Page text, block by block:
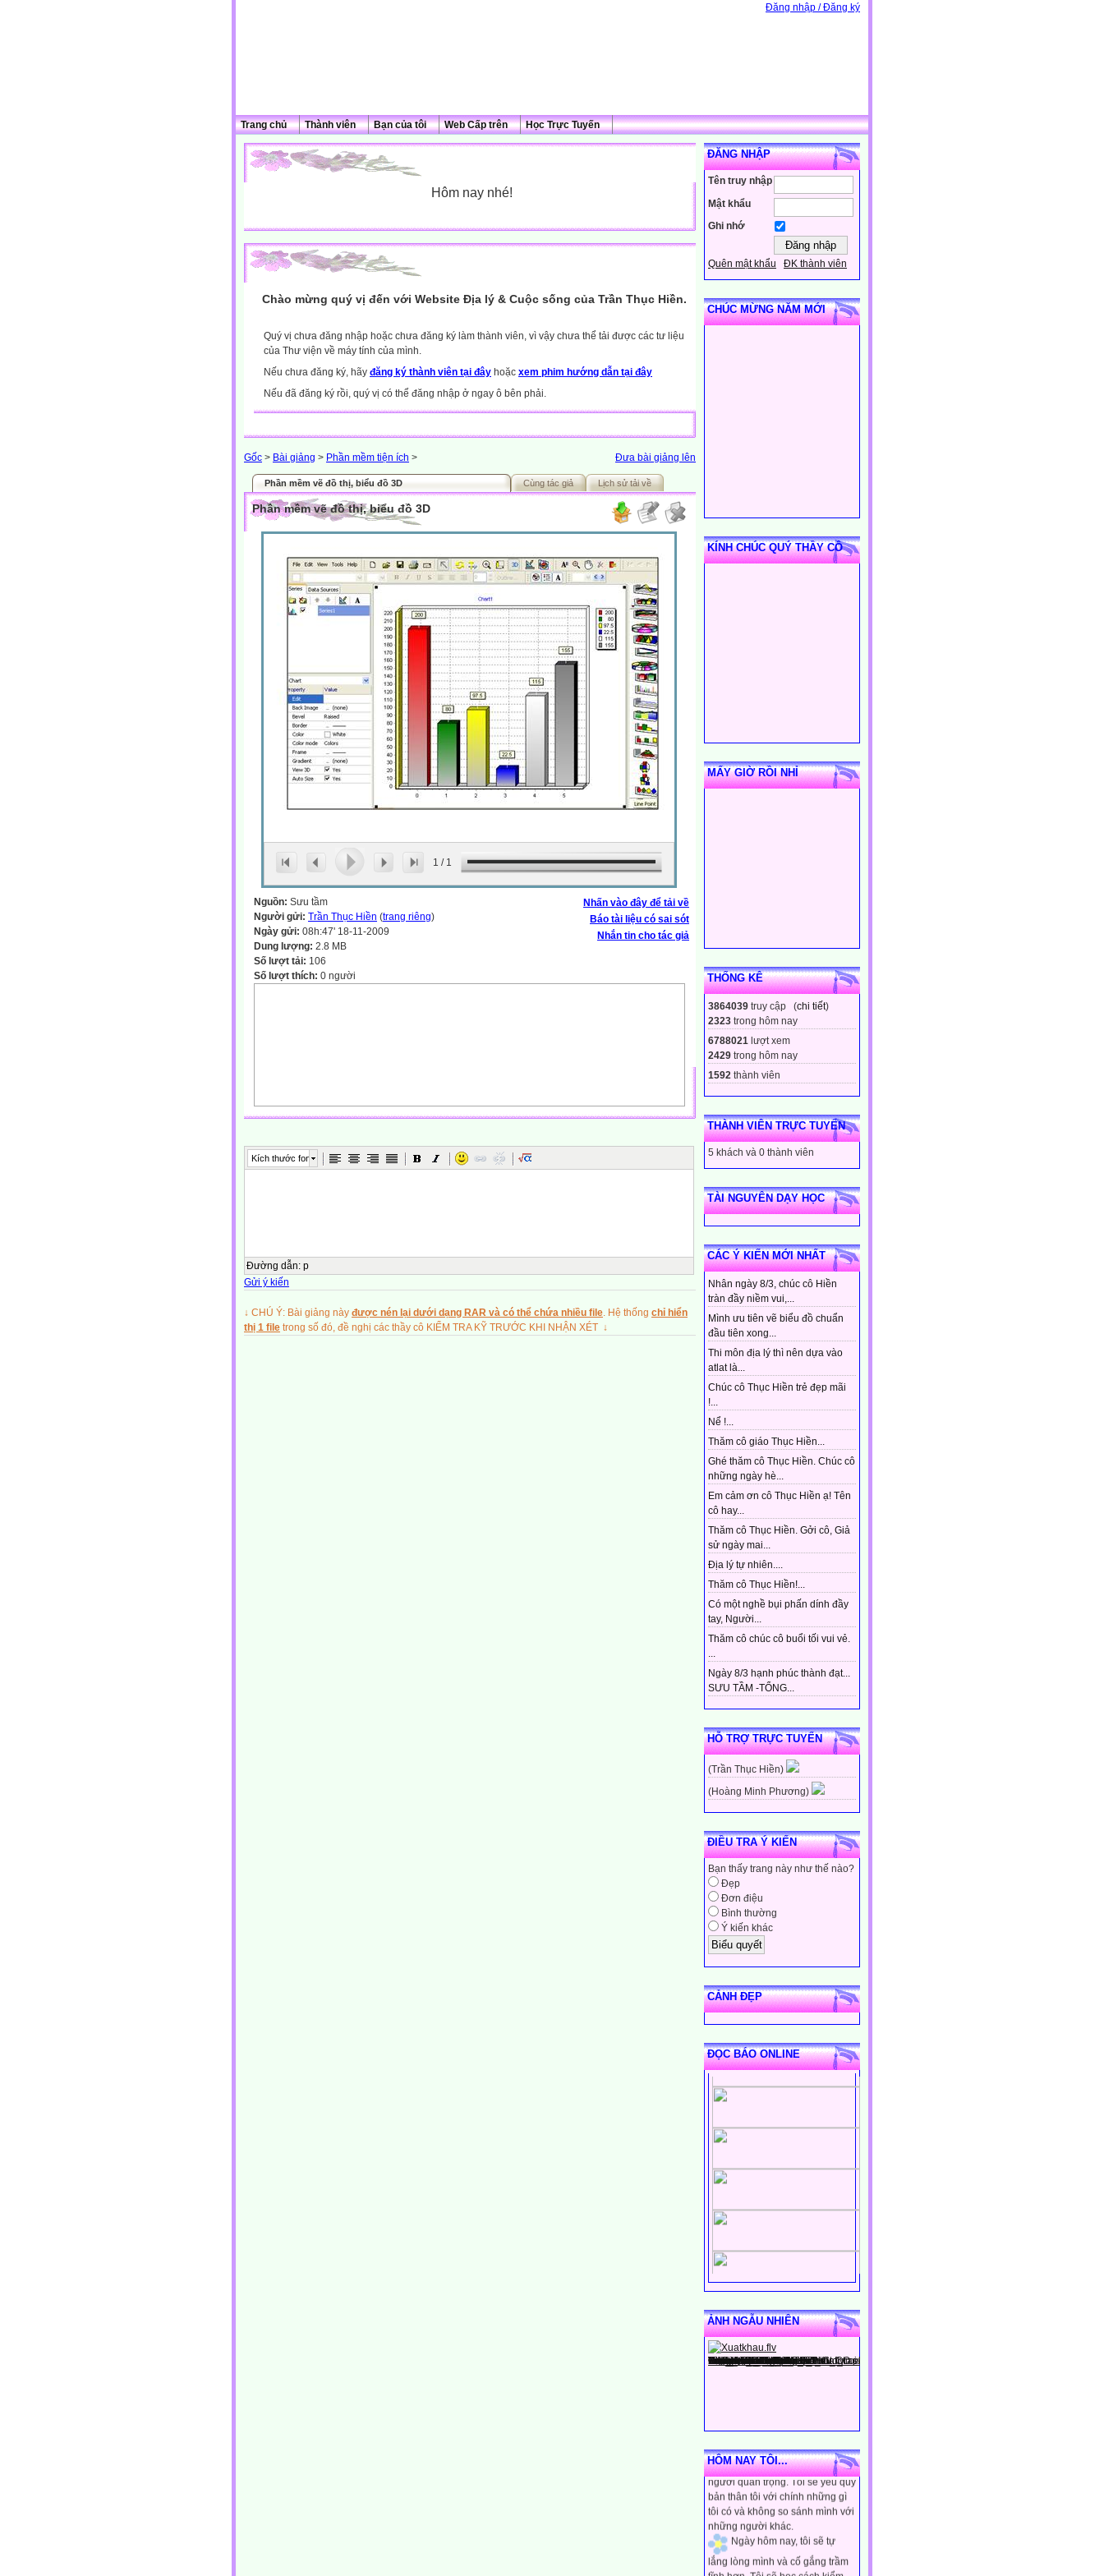
Đăng nhập / Đăng ký
Trang chủ Thành viên Bạn của tôi Web Cấp trên Học Trực Tuyến
ĐĂNG NHẬP
Tên truy nhập
Mật khẩu
Ghi nhớ
Quên mật khẩu ĐK thành viên
CHÚC MỪNG NĂM MỚI
KÍNH CHÚC QUÝ THẦY CÔ
MẤY GIỜ RỒI NHỈ
THỐNG KÊ
3864039 truy cập (chi tiết)
2323 trong hôm nay
6788021 lượt xem
2429 trong hôm nay
1592 thành viên
THÀNH VIÊN TRỰC TUYẾN
5 khách và 0 thành viên
TÀI NGUYÊN DẠY HỌC
CÁC Ý KIẾN MỚI NHẤT
Nhân ngày 8/3, chúc cô Hiền
tràn đầy niềm vui,...
Mình ưu tiên vẽ biểu đồ chuẩn
đầu tiên xong...
Thi môn địa lý thì nên dựa vào
atlat là...
Chúc cô Thục Hiền trẻ đẹp mãi
!...
Nể !...
Thăm cô giáo Thục Hiền...
Ghé thăm cô Thục Hiền. Chúc cô
những ngày hè...
Em cảm ơn cô Thục Hiền ạ! Tên
cô hay...
Thăm cô Thục Hiền. Gởi cô, Giả
sử ngày mai...
Địa lý tự nhiên....
Thăm cô Thục Hiền!...
Có một nghề bụi phấn dính đầy
tay, Người...
Thăm cô chúc cô buổi tối vui vẻ.
...
Ngày 8/3 hạnh phúc thành đạt...
SƯU TẦM -TỔNG...
HỖ TRỢ TRỰC TUYẾN
(Trần Thục Hiền)
(Hoàng Minh Phương)
ĐIỀU TRA Ý KIẾN
Bạn thấy trang này như thế nào?
Đẹp
Đơn điệu
Bình thường
Ý kiến khác
CẢNH ĐẸP
ĐỌC BÁO ONLINE
ẢNH NGẪU NHIÊN
HÔM NAY TÔI...
rằng mình là người đặc biệt, một
người quan trọng. Tôi sẽ yêu quý
bản thân tôi với chính những gì
tôi có và không so sánh mình với
những người khác.
Ngày hôm nay, tôi sẽ tự
lắng lòng mình và cố gắng trầm
tĩnh hơn. Tôi sẽ học cách kiểm
Hôm nay nhé!
Chào mừng quý vị đến với Website Địa lý & Cuộc sống của Trần Thục Hiền.
Quý vị chưa đăng nhập hoặc chưa đăng ký làm thành viên, vì vậy chưa thể tải được các tư liệu
của Thư viện về máy tính của mình.
Nếu chưa đăng ký, hãy đăng ký thành viên tại đây hoặc xem phim hướng dẫn tại đây
Nếu đã đăng ký rồi, quý vị có thể đăng nhập ở ngay ô bên phải.
Đưa bài giảng lên
Gốc > Bài giảng > Phần mềm tiện ích >
Phần mềm vẽ đồ thị, biểu đồ 3D Cùng tác giả Lịch sử tải về
Phần mềm vẽ đồ thị, biểu đồ 3D
1 / 1
Nhấn vào đây để tải về
Báo tài liệu có sai sót
Nhắn tin cho tác giả
Nguồn: Sưu tầm
Người gửi: Trần Thục Hiền (trang riêng)
Ngày gửi: 08h:47' 18-11-2009
Dung lượng: 2.8 MB
Số lượt tải: 106
Số lượt thích: 0 người
Kích thước font
Đường dẫn: p
Gửi ý kiến
↓ CHÚ Ý: Bài giảng này được nén lại dưới dạng RAR và có thể chứa nhiều file . Hệ thống chỉ hiển
thị 1 file trong số đó, đề nghị các thầy cô KIỂM TRA KỸ TRƯỚC KHI NHẬN XÉT ↓